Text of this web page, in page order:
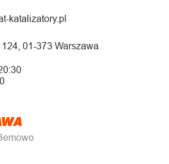
katalizatory.pl
01-373 Warszawa